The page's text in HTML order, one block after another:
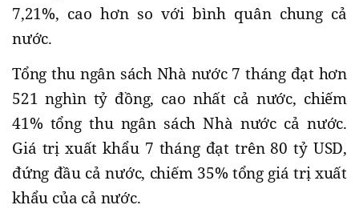
7,21%, cao hơn so với bình quân chung cả
nước.
Tổng thu ngân sách Nhà nước 7 tháng đạt hơn
521 nghìn tỷ đồng, cao nhất cả nước, chiếm
41% tổng thu ngân sách Nhà nước cả nước.
Giá trị xuất khẩu 7 tháng đạt trên 80 tỷ USD,
đứng đầu cả nước, chiếm 35% tổng giá trị xuất
khẩu của cả nước.